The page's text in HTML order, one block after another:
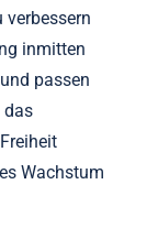
verbessern
inmitten
passen
das
Wachstum